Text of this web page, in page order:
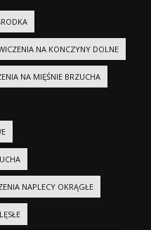
NA KONCZYNY DOLNE
NA MIĘŚNIE BRZUCHA
NAPLECY OKRĄGŁE